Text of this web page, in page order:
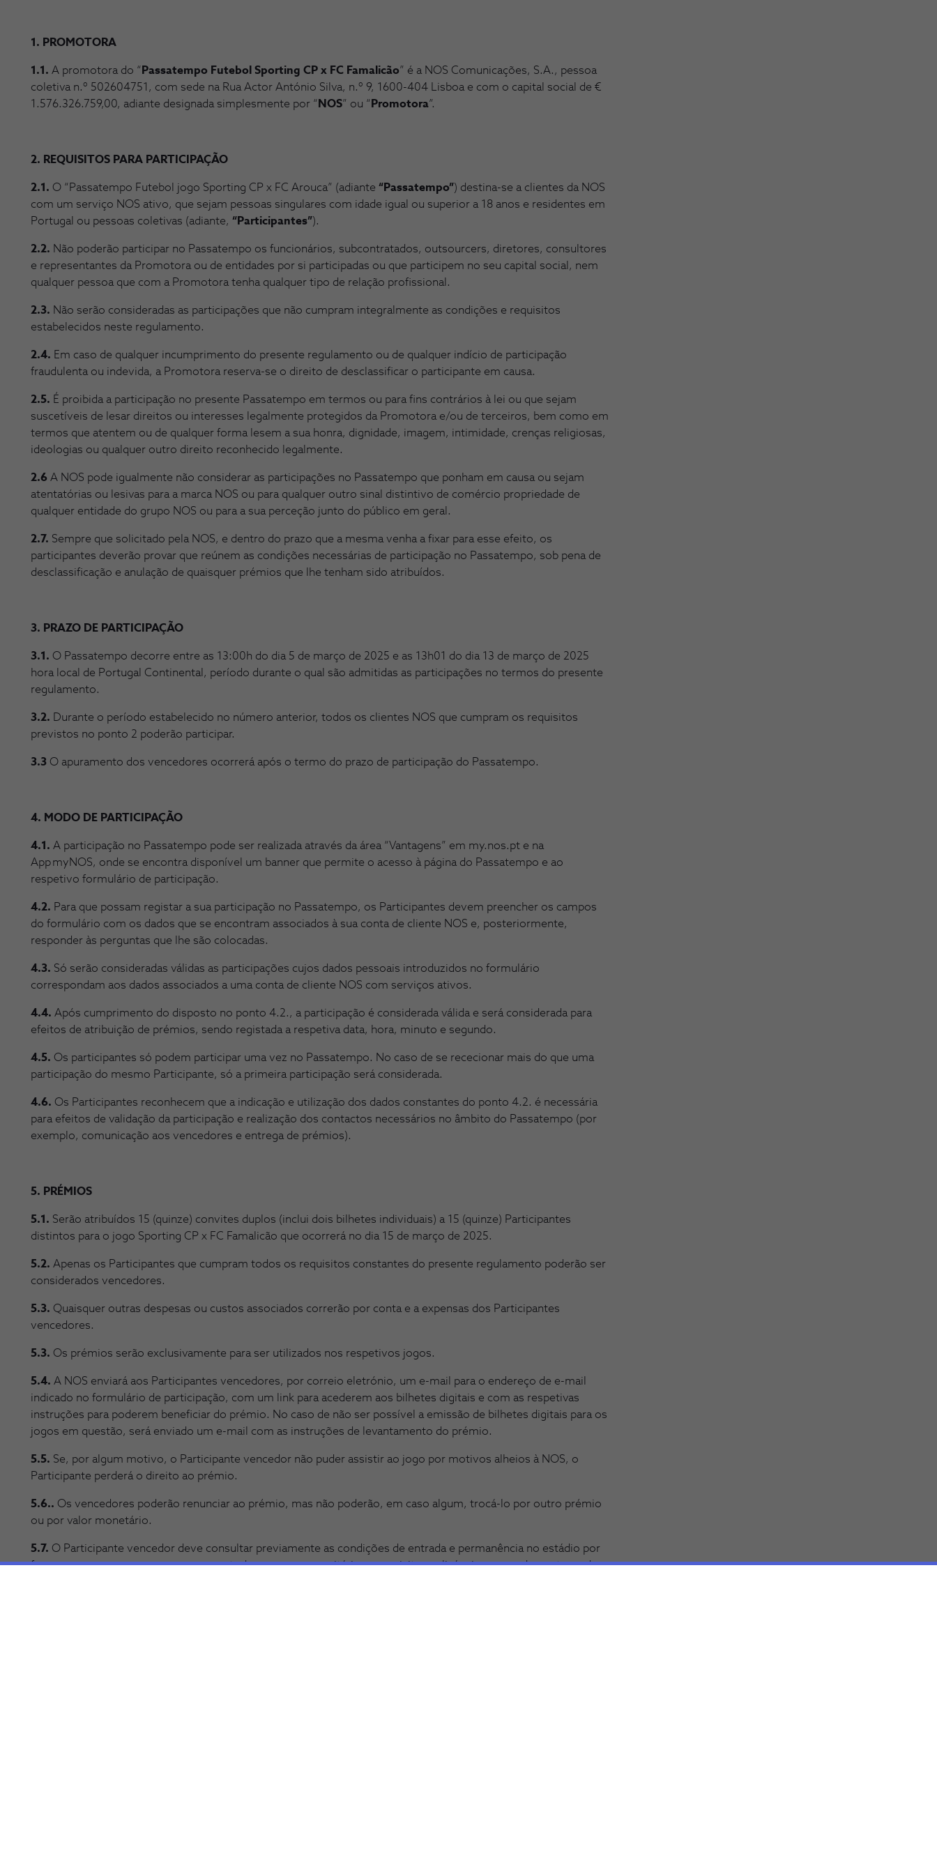
1. PROMOTORA
1.1. A promotora do “ Passatempo Futebol Sporting CP x FC Famalicão” é a NOS Comunicações, S.A., pessoa
coletiva n.º 502604751, com sede na Rua Actor António Silva, n.º 9, 1600-404 Lisboa e com o capital social de €
1.576.326.759,00, adiante designada simplesmente por “ NOS” ou “ Promotora”.
2. REQUISITOS PARA PARTICIPAÇÃO
2.1. O “Passatempo Futebol jogo Sporting CP x FC Arouca” (adiante “Passatempo”) destina-se a clientes da NOS
com um serviço NOS ativo, que sejam pessoas singulares com idade igual ou superior a 18 anos e residentes em
Portugal ou pessoas coletivas (adiante, “Participantes”).
2.2. Não poderão participar no Passatempo os funcionários, subcontratados, outsourcers, diretores, consultores
e representantes da Promotora ou de entidades por si participadas ou que participem no seu capital social, nem
qualquer pessoa que com a Promotora tenha qualquer tipo de relação profissional.
2.3. Não serão consideradas as participações que não cumpram integralmente as condições e requisitos
estabelecidos neste regulamento.
2.4. Em caso de qualquer incumprimento do presente regulamento ou de qualquer indício de participação
fraudulenta ou indevida, a Promotora reserva-se o direito de desclassificar o participante em causa.
2.5. É proibida a participação no presente Passatempo em termos ou para fins contrários à lei ou que sejam
suscetíveis de lesar direitos ou interesses legalmente protegidos da Promotora e/ou de terceiros, bem como em
termos que atentem ou de qualquer forma lesem a sua honra, dignidade, imagem, intimidade, crenças religiosas,
ideologias ou qualquer outro direito reconhecido legalmente.
2.6 A NOS pode igualmente não considerar as participações no Passatempo que ponham em causa ou sejam
atentatórias ou lesivas para a marca NOS ou para qualquer outro sinal distintivo de comércio propriedade de
qualquer entidade do grupo NOS ou para a sua perceção junto do público em geral.
2.7. Sempre que solicitado pela NOS, e dentro do prazo que a mesma venha a fixar para esse efeito, os
participantes deverão provar que reúnem as condições necessárias de participação no Passatempo, sob pena de
desclassificação e anulação de quaisquer prémios que lhe tenham sido atribuídos.
3. PRAZO DE PARTICIPAÇÃO
3.1. O Passatempo decorre entre as 13:00h do dia 5 de março de 2025 e as 13h01 do dia 13 de março de 2025
hora local de Portugal Continental, período durante o qual são admitidas as participações no termos do presente
regulamento.
3.2.
Durante o período estabelecido no número anterior, todos os clientes NOS que cumpram os requisitos
previstos no ponto 2 poderão participar.
3.3 O apuramento dos vencedores ocorrerá após o termo do prazo de participação do Passatempo.
4. MODO DE PARTICIPAÇÃO
4.1. A participação no Passatempo pode ser realizada através da área “Vantagens” em my.nos.pt e na
App myNOS, onde se encontra disponível um banner que permite o acesso à página do Passatempo e ao
respetivo formulário de participação.
4.2. Para que possam registar a sua participação no Passatempo, os Participantes devem preencher os campos
do formulário com os dados que se encontram associados à sua conta de cliente NOS e, posteriormente,
responder às perguntas que lhe são colocadas.
4.3. Só serão consideradas válidas as participações cujos dados pessoais introduzidos no formulário
correspondam aos dados associados a uma conta de cliente NOS com serviços ativos.
4.4. Após cumprimento do disposto no ponto 4.2., a participação é considerada válida e será considerada para
efeitos de atribuição de prémios, sendo registada a respetiva data, hora, minuto e segundo.
4.5. Os participantes só podem participar uma vez no Passatempo. No caso de se rececionar mais do que uma
participação do mesmo Participante, só a primeira participação será considerada.
4.6. Os Participantes reconhecem que a indicação e utilização dos dados constantes do ponto 4.2. é necessária
para efeitos de validação da participação e realização dos contactos necessários no âmbito do Passatempo (por
exemplo, comunicação aos vencedores e entrega de prémios).
5. PRÉMIOS
5.1. Serão atribuídos 15 (quinze) convites duplos (inclui dois bilhetes individuais) a 15 (quinze) Participantes
distintos para o jogo Sporting CP x FC Famalicão que ocorrerá no dia 15 de março de 2025.
5.2. Apenas os Participantes que cumpram todos os requisitos constantes do presente regulamento poderão ser
considerados vencedores.
5.3. Quaisquer outras despesas ou custos associados correrão por conta e a expensas dos Participantes
vencedores.
5.3. Os prémios serão exclusivamente para ser utilizados nos respetivos jogos.
5.4. A NOS enviará aos Participantes vencedores, por correio eletrónio, um e-mail para o endereço de e-mail
indicado no formulário de participação, com um link para acederem aos bilhetes digitais e com as respetivas
instruções para poderem beneficiar do prémio. No caso de não ser possível a emissão de bilhetes digitais para os
jogos em questão, será enviado um e-mail com as instruções de levantamento do prémio.
5.5. Se, por algum motivo, o Participante vencedor não puder assistir ao jogo por motivos alheios à NOS, o
Participante perderá o direito ao prémio.
5.6.. Os vencedores poderão renunciar ao prémio, mas não poderão, em caso algum, trocá-lo por outro prémio
ou por valor monetário.
5.7. O Participante vencedor deve consultar previamente as condições de entrada e permanência no estádio por
forma a assegurar-se que cumpre com todas as normas sanitárias e requisitos aplicáveis, nomeadamente os de